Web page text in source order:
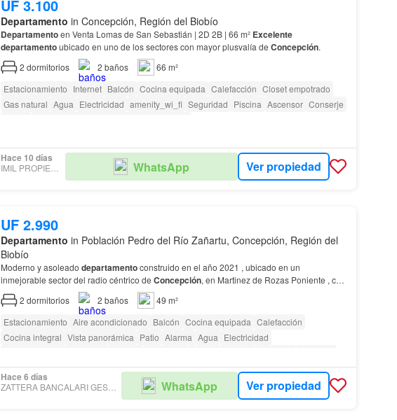
UF 3.100
Departamento in Concepción, Región del Biobío
Departamentoen Venta Lomas de San Sebastián | 2D 2B | 66 m² Excelente
departamentoubicado en uno de los sectores con mayor plusvalía de Concepción.
2 dormitorios 2 baños
66 m²
Estacionamiento Internet Balcón Cocina equipada Calefacción Closet empotrado
Gas natural Agua Electricidad amenity_wi_fi Seguridad Piscina Ascensor Conserje
Hace 10 días
WhatsApp Ver propiedad
UF 2.990
Departamento in Población Pedro del Río Zañartu, Concepción, Región del
Biobío
Moderno y asoleado departamentoconstruido en el año 2021 , ubicado en un
inmejorable sector del radio céntrico de Concepción, en Martinez de Rozas Poniente , con
una
interconectividad y múltiples alternativas de to…
2 dormitorios 2 baños
49 m²
Estacionamiento Aire acondicionado Balcón Cocina equipada Calefacción
Cocina integral Vista panorámica Patio Alarma Agua Electricidad
Parilla Caseta de vigilancia
Hace 6 días
ZATTERA BANCALARI GESTIÓN INMOBILIARIA WhatsApp Ver propiedad